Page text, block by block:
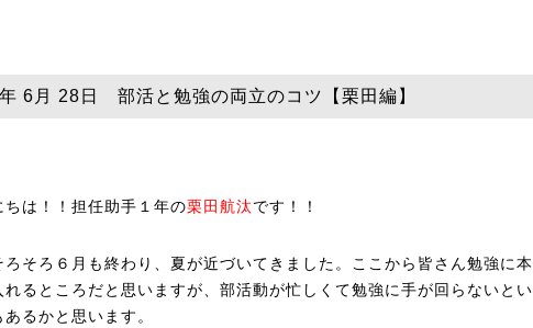
6月 28日 部活と勉強の両立のコツ【栗田編】
ちは！！担任助手１年の栗田航汰です！！
ろそろ６月も終わり、夏が近づいてきました。ここから皆さん勉強に本
れるところだと思いますが、部活動が忙しくて勉強に手が回らないとい
るかと思います。